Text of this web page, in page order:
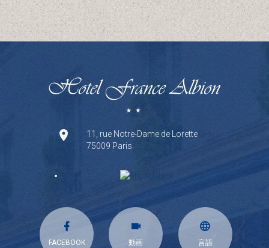
11, rue Notre-Dame de Lorette
75009 Paris
FACEBOOK 動画 言語